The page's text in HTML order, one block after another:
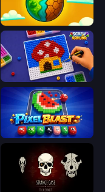
Land Explorers: Merge & Build
Screw Sorting
Pixel Blast